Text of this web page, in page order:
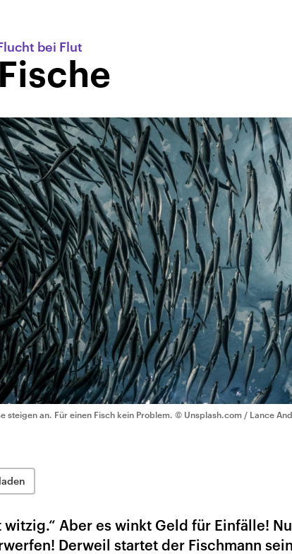
bei Flut
steigen an. Für einen Fisch kein Problem. © Unsplash.com / Lance
Aber es winkt Geld für Einfälle!
Derweil startet der Fischmann